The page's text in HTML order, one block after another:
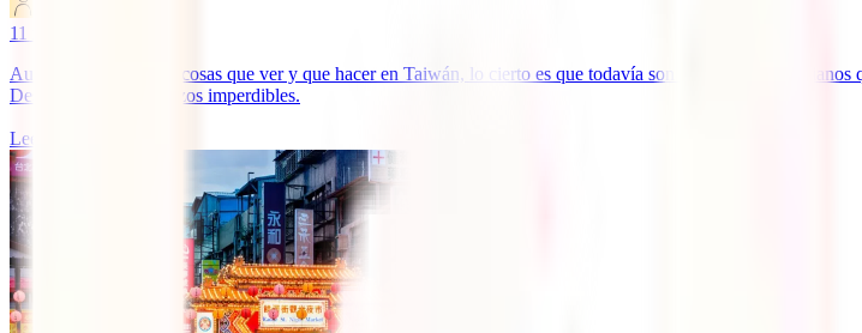
11
Aunque hay bastantes cosas que ver y que hacer en Taiwán, lo cierto es que todavía son pocos los
Descubre los 10 planazos imperdibles.
Leer más